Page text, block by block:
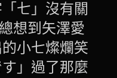
七」沒有關
想到矢澤愛
小七燦爛笑
」過了那麼